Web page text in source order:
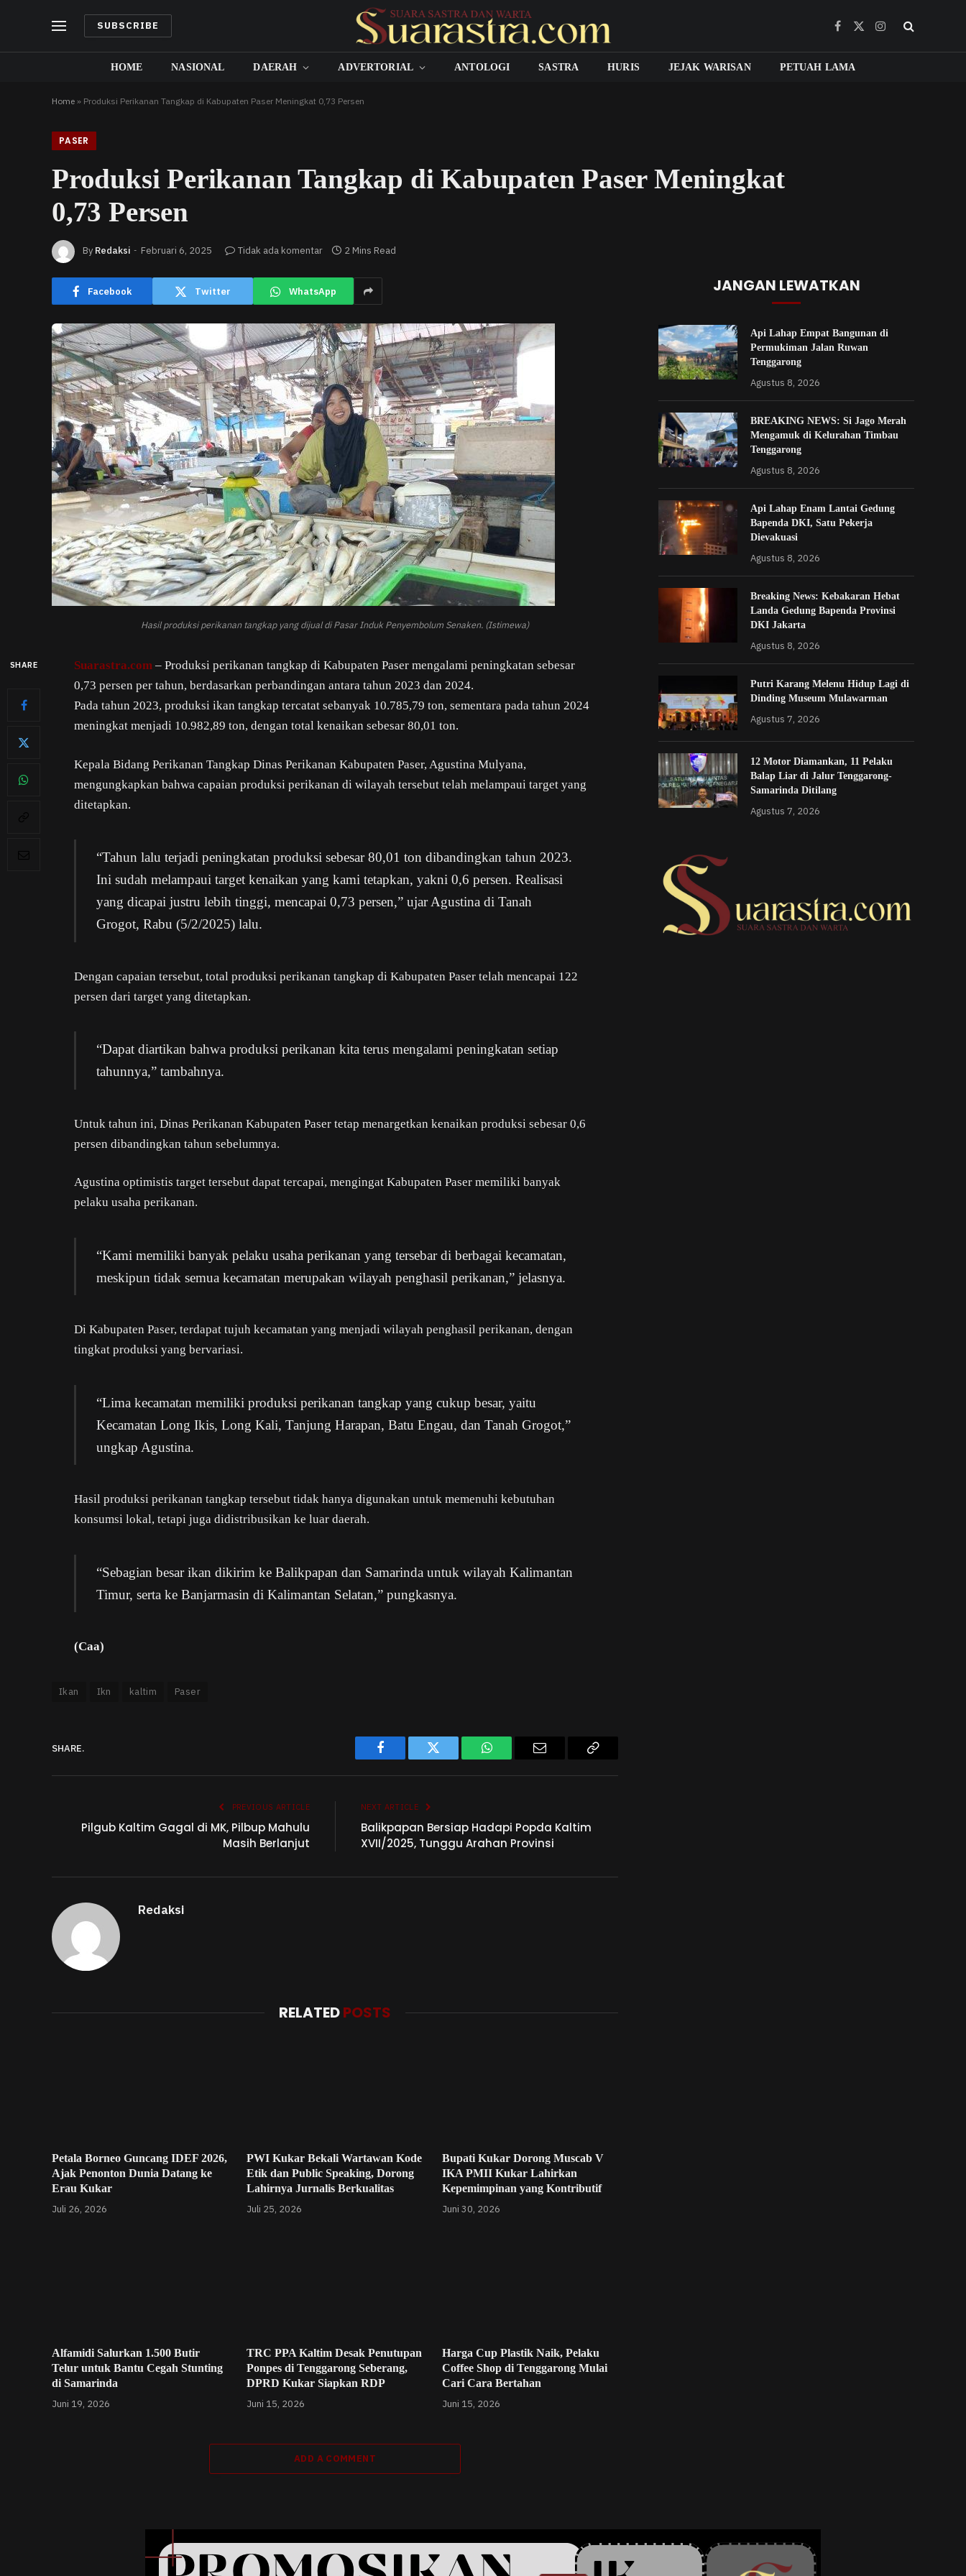
SUBSCRIBE Facebook
X
Instagram
HOME NASIONAL DAERAH ADVERTORIAL ANTOLOGI SASTRA HURIS JEJAK WARISAN PETUAH LAMA
Home » Produksi Perikanan Tangkap di Kabupaten Paser Meningkat 0,73 Persen
PASER
Produksi Perikanan Tangkap di Kabupaten Paser Meningkat
0,73 Persen
By Redaksi Februari 6, 2025 Tidak ada komentar 2 Mins Read
Facebook Twitter WhatsApp
Hasil produksi perikanan tangkap yang dijual di Pasar Induk Penyembolum Senaken. (Istimewa)
SHARE Suarastra.com – Produksi perikanan tangkap di Kabupaten Paser mengalami peningkatan sebesar
0,73 persen per tahun, berdasarkan perbandingan antara tahun 2023 dan 2024.
Pada tahun 2023, produksi ikan tangkap tercatat sebanyak 10.785,79 ton, sementara pada tahun 2024
meningkat menjadi 10.982,89 ton, dengan total kenaikan sebesar 80,01 ton.
Kepala Bidang Perikanan Tangkap Dinas Perikanan Kabupaten Paser, Agustina Mulyana,
mengungkapkan bahwa capaian produksi perikanan di wilayah tersebut telah melampaui target yang
ditetapkan.
“Tahun lalu terjadi peningkatan produksi sebesar 80,01 ton dibandingkan tahun 2023.
Ini sudah melampaui target kenaikan yang kami tetapkan, yakni 0,6 persen. Realisasi
yang dicapai justru lebih tinggi, mencapai 0,73 persen,” ujar Agustina di Tanah
Grogot, Rabu (5/2/2025) lalu.
Dengan capaian tersebut, total produksi perikanan tangkap di Kabupaten Paser telah mencapai 122
persen dari target yang ditetapkan.
“Dapat diartikan bahwa produksi perikanan kita terus mengalami peningkatan setiap
tahunnya,” tambahnya.
Untuk tahun ini, Dinas Perikanan Kabupaten Paser tetap menargetkan kenaikan produksi sebesar 0,6
persen dibandingkan tahun sebelumnya.
Agustina optimistis target tersebut dapat tercapai, mengingat Kabupaten Paser memiliki banyak
pelaku usaha perikanan.
“Kami memiliki banyak pelaku usaha perikanan yang tersebar di berbagai kecamatan,
meskipun tidak semua kecamatan merupakan wilayah penghasil perikanan,” jelasnya.
Di Kabupaten Paser, terdapat tujuh kecamatan yang menjadi wilayah penghasil perikanan, dengan
tingkat produksi yang bervariasi.
“Lima kecamatan memiliki produksi perikanan tangkap yang cukup besar, yaitu
Kecamatan Long Ikis, Long Kali, Tanjung Harapan, Batu Engau, dan Tanah Grogot,”
ungkap Agustina.
Hasil produksi perikanan tangkap tersebut tidak hanya digunakan untuk memenuhi kebutuhan
konsumsi lokal, tetapi juga didistribusikan ke luar daerah.
“Sebagian besar ikan dikirim ke Balikpapan dan Samarinda untuk wilayah Kalimantan
Timur, serta ke Banjarmasin di Kalimantan Selatan,” pungkasnya.
(Caa)
Ikan Ikn kaltim Paser
SHARE.
Facebook Twitter WhatsApp
PREVIOUS ARTICLE
Pilgub Kaltim Gagal di MK, Pilbup Mahulu
Masih Berlanjut
NEXT ARTICLE
Balikpapan Bersiap Hadapi Popda Kaltim
XVII/2025, Tunggu Arahan Provinsi
Redaksi
RELATEDPOSTS
Petala Borneo Guncang IDEF 2026,
Ajak Penonton Dunia Datang ke
Erau Kukar
Juli 26, 2026
PWI Kukar Bekali Wartawan Kode
Etik dan Public Speaking, Dorong
Lahirnya Jurnalis Berkualitas
Juli 25, 2026
Bupati Kukar Dorong Muscab V
IKA PMII Kukar Lahirkan
Kepemimpinan yang Kontributif
Juni 30, 2026
Alfamidi Salurkan 1.500 Butir
Telur untuk Bantu Cegah Stunting
di Samarinda
Juni 19, 2026
TRC PPA Kaltim Desak Penutupan
Ponpes di Tenggarong Seberang,
DPRD Kukar Siapkan RDP
Juni 15, 2026
Harga Cup Plastik Naik, Pelaku
Coffee Shop di Tenggarong Mulai
Cari Cara Bertahan
Juni 15, 2026
ADD A COMMENT
JANGAN LEWATKAN
Api Lahap Empat Bangunan di
Permukiman Jalan Ruwan
Tenggarong
Agustus 8, 2026
BREAKING NEWS: Si Jago Merah
Mengamuk di Kelurahan Timbau
Tenggarong
Agustus 8, 2026
Api Lahap Enam Lantai Gedung
Bapenda DKI, Satu Pekerja
Dievakuasi
Agustus 8, 2026
Breaking News: Kebakaran Hebat
Landa Gedung Bapenda Provinsi
DKI Jakarta
Agustus 8, 2026
Putri Karang Melenu Hidup Lagi di
Dinding Museum Mulawarman
Agustus 7, 2026
12 Motor Diamankan, 11 Pelaku
Balap Liar di Jalur Tenggarong-
Samarinda Ditilang
Agustus 7, 2026